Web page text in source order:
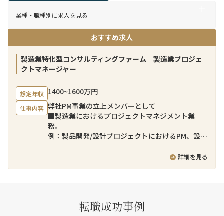
ンを取りつつ、チームメンバーとは英語でクライ
アントの意向を伝えつつ、チーム一体でクロスボ
ーダーM&A案件をリードしてすることを期待して
募集背景
近年、日本企業による海外事業強化は経営の優先
ームにおいても常時数十件のパイプラインが進行
しています。日本企業のクロスボーダーM&Aを支
援するためには、意思決定プロセスや期待される
コミュニケーションスタイルなど、日本企業特有
のビジネス慣習への深い理解が不可欠です。弊社
では日本企業へのM&Aアドバイザリーあるいは買
をリードできるディレクター・マネジャーレベル
の人材を新たに迎え入れ、日本企業支援体制の強
業務の魅力
■ M&A案件全体をリードできる実務経験
サービス上に、社会基盤を支える新たな省庁横断
のデジタルサービス（SaaS)をアプリケーション開
発技術者として、アジャイル開発等を駆使して、ア
ジリティ高く開発・提供する。
新サービス例：行政機関への手数料等の国庫金
納付をキャッシュレスで決済できるサービス
くみ」や「価値」を創造し、より豊かで調和のと
・アプリケーションスペシャリストとして、ビジ
ネス構想・検討段階から関わり、様々なシステ
ム・サービスを組み合わせることで、デジタル・
ガバメントの実現、社会基盤となるデジタルサー
・社内の技術専門チーム、APアーキテクトメン
バ、システム基盤技術者等と協業することにより
学び、スキルを向上させることができる
業種・職種別に求人を見る
おすすめ求人
製造業特化型コンサルティングファーム 製造業プロジェ
クトマネージャー
想定年収 1400~1600万円
仕事内容 弊社PM事業の立上メンバーとして
■製造業におけるプロジェクトマネジメント業
務。
例：製品開発/設計プロジェクトにおけるPM、設備
詳細を見る
転職成功事例